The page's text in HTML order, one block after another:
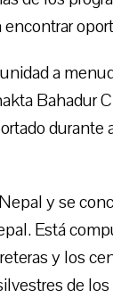
a
Bahadur
durante
y se
Está
y los
de